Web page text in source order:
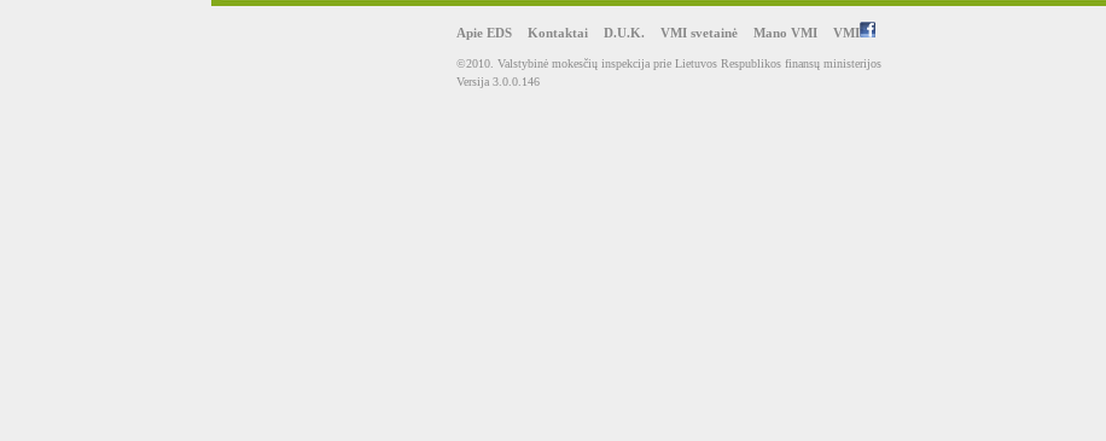
Apie EDS Kontaktai D.U.K. VMI svetainė Mano VMI VMI
©2010. Valstybinė mokesčių inspekcija prie Lietuvos Respublikos finansų ministerijos
Versija 3.0.0.146